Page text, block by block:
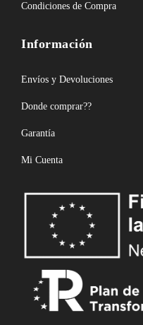
Condiciones de Compra
Información
Envíos y Devoluciones
Donde comprar??
Garantía
Mi Cuenta